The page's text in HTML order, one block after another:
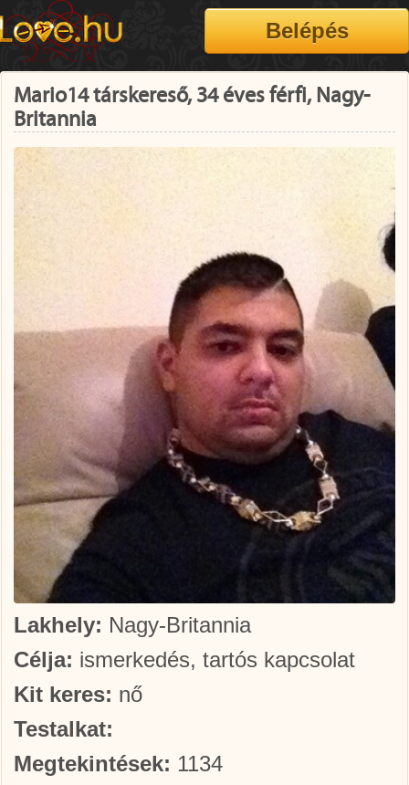
Mario14 társkereső, 34 éves férfi, Nagy-
Britannia
Lakhely: Nagy-Britannia
Célja: ismerkedés, tartós kapcsolat
Kit keres: nő
Testalkat:
Megtekintések: 1134